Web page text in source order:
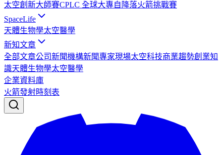
太空創新大師賽CPLC 全球大專自降落火箭挑戰賽
SpaceLife
天體生物學太空醫學
新知文章
全部文章公司新聞機構新聞專家現場太空科技商業趨勢創業知
識天體生物學太空醫學
企業資料庫
火箭發射時刻表